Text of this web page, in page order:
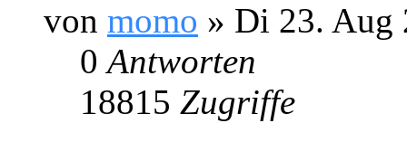
von momo » Di 23. Aug
0Antworten
18815 Zugriffe